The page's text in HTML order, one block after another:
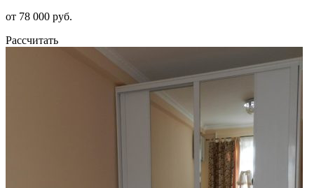
от 78 000 руб.
Рассчитать